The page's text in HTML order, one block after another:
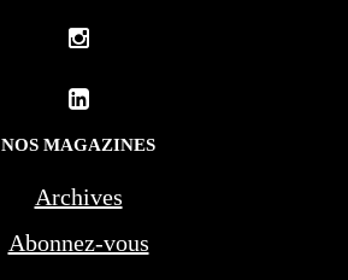
NOS MAGAZINES
Archives
Abonnez-vous